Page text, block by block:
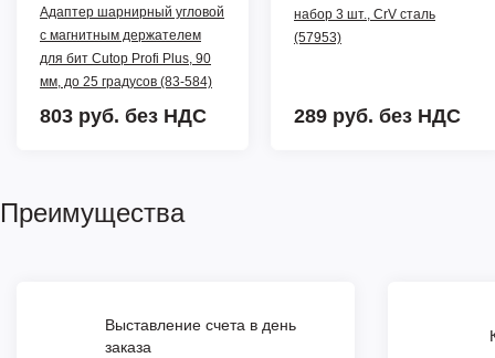
Адаптер шарнирный угловой
с магнитным держателем
для бит Cutop Profi Plus, 90
мм, до 25 градусов (83-584)
803 руб. без НДС
набор 3 шт., CrV сталь
(57953)
289 руб. без НДС
Преимущества
Выставление счета в день
заказа